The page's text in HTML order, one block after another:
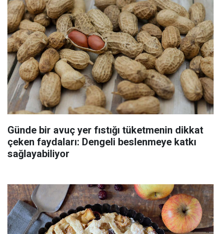
Günde bir avuç yer fıstığı tüketmenin dikkat
çeken faydaları: Dengeli beslenmeye katkı
sağlayabiliyor